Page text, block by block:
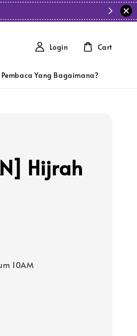
Yang Bagaimana?
Login Cart
Hijrah
10AM